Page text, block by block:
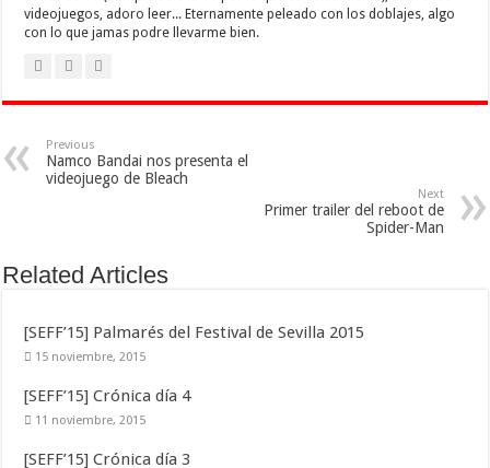
videojuegos, adoro leer... Eternamente peleado con los doblajes, algo
con lo que jamas podre llevarme bien.
Previous
Namco Bandai nos presenta el
videojuego de Bleach
Next
Primer trailer del reboot de
Spider-Man
Related Articles
[SEFF’15] Palmarés del Festival de Sevilla 2015
15 noviembre, 2015
[SEFF’15] Crónica día 4
11 noviembre, 2015
[SEFF’15] Crónica día 3